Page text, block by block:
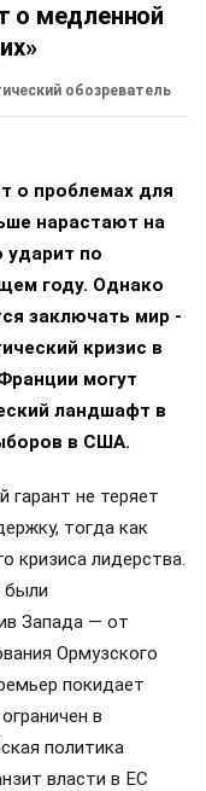
о медленной
обозреватель
о проблемах для
нарастают на
ударит по
году. Однако
заключать мир -
кризис в
могут
ландшафт в
в США.
гарант не теряет
тогда как
кризиса лидерства.
были
Запада — от
Ормузского
покидает
в
политика
власти в ЕС